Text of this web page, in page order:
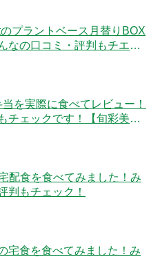
プラントベース月替りBOX
なの口コミ・評判もチエッ
を実際に食べてレビュー！
チェックです！【旬彩美
配食を食べてみました！み
判もチェック！
宅食を食べてみました！み